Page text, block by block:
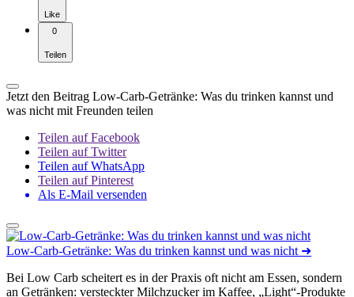
Like
0
Teilen
Jetzt den Beitrag Low-Carb-Getränke: Was du trinken kannst und
was nicht mit Freunden teilen
Teilen auf Facebook
Teilen auf Twitter
Teilen auf WhatsApp
Teilen auf Pinterest
Als E-Mail versenden
Low-Carb-Getränke: Was du trinken kannst und was nicht ➜
Bei Low Carb scheitert es in der Praxis oft nicht am Essen, sondern
an Getränken: versteckter Milchzucker im Kaffee, „Light“-Produkte